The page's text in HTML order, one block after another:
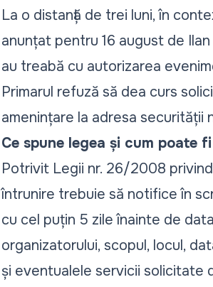
La o distanță de trei luni, în
anunțat pentru 16 august de
au treabă cu autorizarea
Primarul refuză să dea curs
amenințare la adresa securității
Ce spune legea și cum poate
Potrivit Legii nr. 26/2008
întrunire trebuie să notifice în
cu cel puțin 5 zile înainte de
organizatorului, scopul, locul,
și eventualele servicii solicitate